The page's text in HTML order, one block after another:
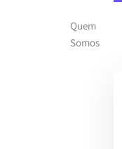
Skip to main content
Quem
Somos